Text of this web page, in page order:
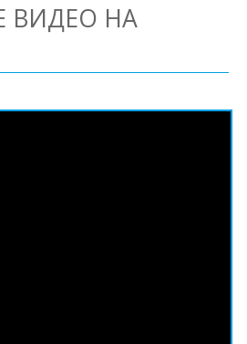
ВИДЕО НА